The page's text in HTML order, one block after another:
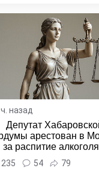
назад
Депутат
арестован в
за распитие
неповиновение
Новости Хабаровска
235 54 79